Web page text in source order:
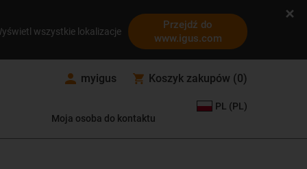
wszystkie lokalizacje
Przejdź do
www.igus.com
myigus Koszyk zakupów (0)
Moja osoba do kontaktu
PL (PL)